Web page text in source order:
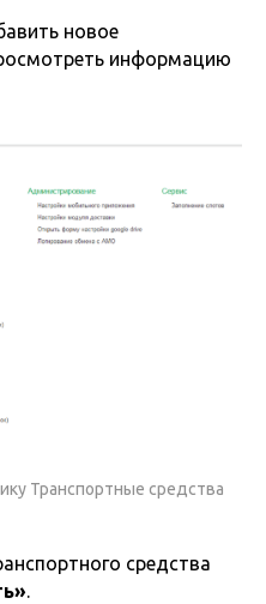
новое
информацию
Транспортные средства
средства
.